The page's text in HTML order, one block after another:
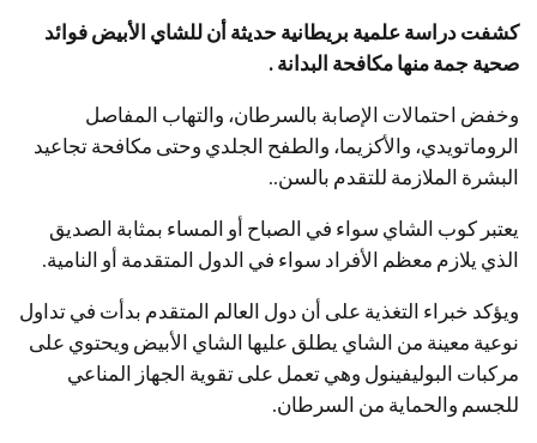
كشفت دراسة علمية بريطانية حديثة أن للشاي الأبيض فوائد
صحية جمة منها مكافحة البدانة .
وخفض احتمالات الإصابة بالسرطان، والتهاب المفاصل
الروماتويدي، والأكزيما، والطفح الجلدي وحتى مكافحة تجاعيد
البشرة الملازمة للتقدم بالسن..
يعتبر كوب الشاي سواء في الصباح أو المساء بمثابة الصديق
الذي يلازم معظم الأفراد سواء في الدول المتقدمة أو النامية.
ويؤكد خبراء التغذية على أن دول العالم المتقدم بدأت في تداول
نوعية معينة من الشاي يطلق عليها الشاي الأبيض ويحتوي على
مركبات البوليفينول وهي تعمل على تقوية الجهاز المناعي
للجسم والحماية من السرطان.